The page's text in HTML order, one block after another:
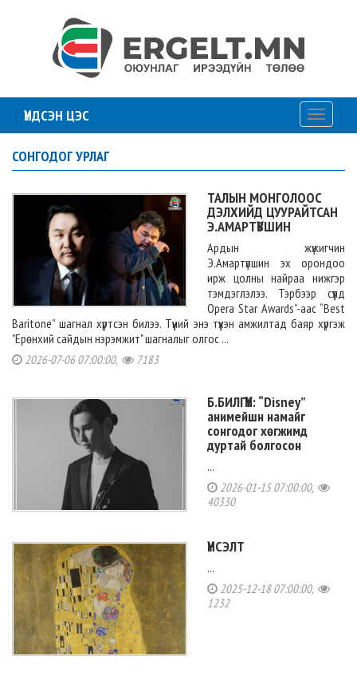
ҮНДСЭН ЦЭС
Toggle
СОНГОДОГ УРЛАГ
ТАЛЫН МОНГОЛООС
ДЭЛХИЙД ЦУУРАЙТСАН
Э.АМАРТҮВШИН
Ардын жүжигчин
Э.Амартүвшин эх орондоо
ирж цолны найраа нижгэр
тэмдэглэлээ. Тэрбээр сүүлд
Opera Star Awards”-аас “Best
Baritone” шагнал хүртсэн билээ. Түүний энэ түүхэн амжилтад баяр хүргэж
"Ерөнхий сайдын нэрэмжит" шагналыг олгос ...
2026-07-06 07:00:00, 7183
Б.БИЛГҮҮН: “Disney”
анимейшн намайг
сонгодог хөгжимд
дуртай болгосон
...
2026-01-15 07:00:00,
40330
ҮНСЭЛТ
...
2025-12-18 07:00:00,
1232